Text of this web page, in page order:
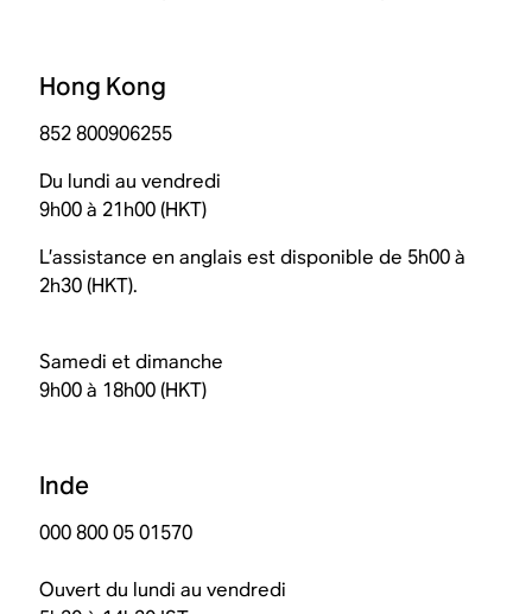
Hong Kong
852 800906255
Du lundi au vendredi
9h00 à 21h00 (HKT)
L’assistance en anglais est disponible de 5h00 à
2h30 (HKT).
Samedi et dimanche
9h00 à 18h00 (HKT)
Inde
000 800 05 01570
Ouvert du lundi au vendredi